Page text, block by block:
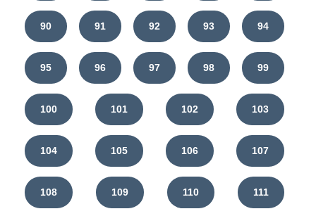
90 91 92 93 94
95 96 97 98 99
100 101 102 103
104 105 106 107
108 109 110 111